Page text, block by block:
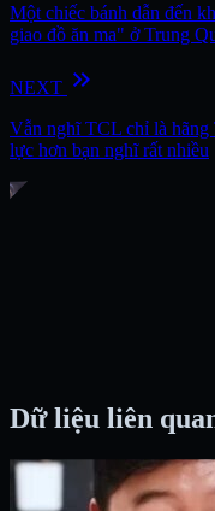
Một chiếc bánh dẫn đến
giao đồ ăn ma" ở Trung
NEXT keyboard_double_arrow_right
Vẫn nghĩ TCL chỉ là
lực hơn bạn nghĩ rất nhiều
Dữ liệu liên